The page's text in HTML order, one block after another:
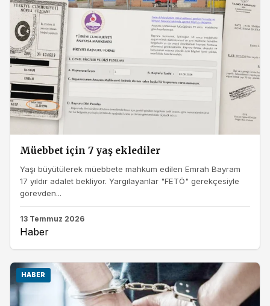
Müebbet için 7 yaş eklediler
Yaşı büyütülerek müebbete mahkum edilen Emrah Bayram
17 yıldır adalet bekliyor. Yargılayanlar "FETÖ" gerekçesiyle
görevden...
13 Temmuz 2026
Haber
HABER